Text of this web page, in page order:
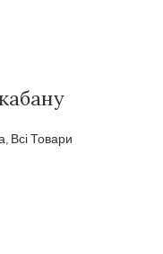
, Всі Товари